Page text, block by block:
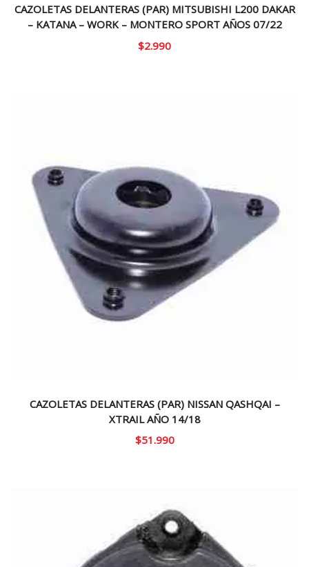
CAZOLETAS DELANTERAS (PAR) MITSUBISHI L200 DAKAR
– KATANA – WORK – MONTERO SPORT AÑOS 07/22
$2.990
CAZOLETAS DELANTERAS (PAR) NISSAN QASHQAI –
XTRAIL AÑO 14/18
$51.990